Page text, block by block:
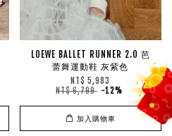
LOEWE BALLET RUNNER 2.0 芭
蕾舞運動鞋 灰紫色
NT$ 5,983
NT$ 6,799 -12%
加入購物車